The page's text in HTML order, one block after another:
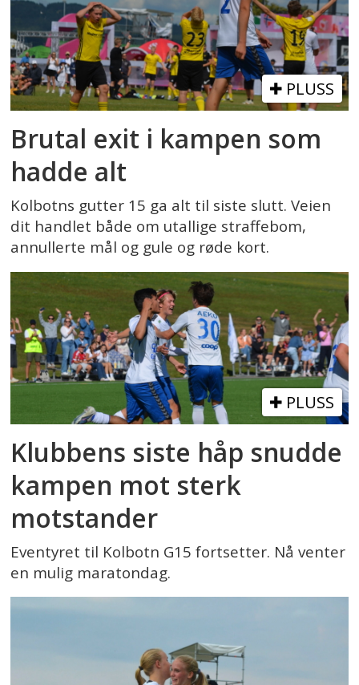
PLUSS
Brutal exit i kampen som
hadde alt
Kolbotns gutter 15 ga alt til siste slutt. Veien
dit handlet både om utallige straffebom,
annullerte mål og gule og røde kort.
PLUSS
Klubbens siste håp snudde
kampen mot sterk
motstander
Eventyret til Kolbotn G15 fortsetter. Nå venter
en mulig maratondag.